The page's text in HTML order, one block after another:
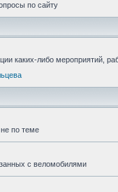
по сайту
каких-либо мероприятий,
по теме
с веломобилями